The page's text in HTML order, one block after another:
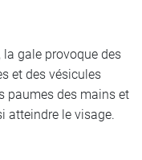
la gale provoque des
et des vésicules
paumes des mains et
atteindre le visage.